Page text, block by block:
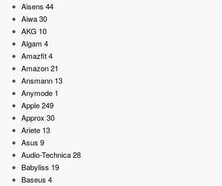
Aisens 44
Aiwa30
AKG 10
Algam 4
Amazfit4
Amazon21
Ansmann 13
Anymode 1
Apple249
Approx 30
Ariete 13
Asus 9
Audio-Technica28
Babyliss 19
Baseus 4